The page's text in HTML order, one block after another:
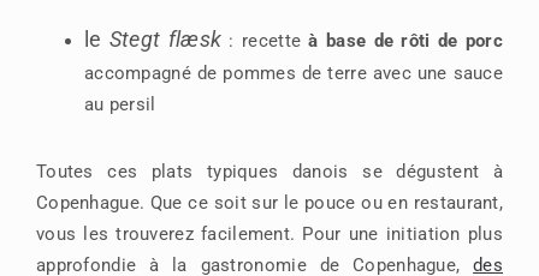
le Stegt flæsk : recetteà base de rôti de porc
accompagné de pommes de terre avec une sauce
au persil
Toutes ces plats typiques danois se dégustent à
Copenhague. Que ce soit sur le pouce ou en restaurant,
vous les trouverez facilement. Pour une initiation plus
approfondie à la gastronomie de Copenhague,des